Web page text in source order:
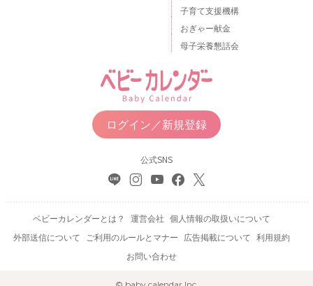
子育て支援機構
おぎゃー献金
母子栄養懇話会
ログイン／新規登録
公式SNS
ベビーカレンダーとは？ 運営会社 個人情報の取扱いについて
外部送信について
ご利用のルールとマナー 広告掲載について 利用規約
お問い合わせ